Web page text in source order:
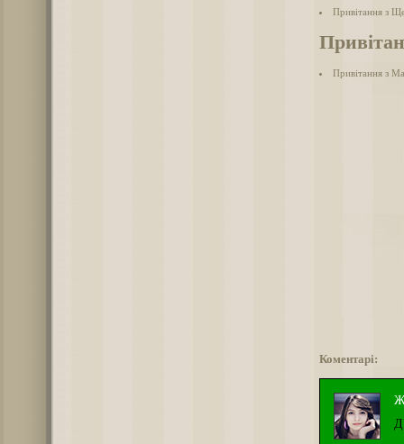
Привітання з
Привітання з
Коментарі: